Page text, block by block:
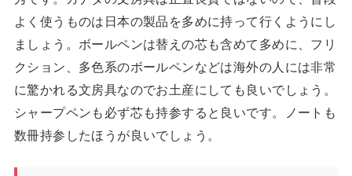
よく使うものは日本の製品を多めに持って行くようにし
ましょう。ボールペンは替えの芯も含めて多めに、フリ
クション、多色系のボールペンなどは海外の人には非常
に驚かれる文房具なのでお土産にしても良いでしょう。
シャープペンも必ず芯も持参すると良いです。ノートも
数冊持参したほうが良いでしょう。